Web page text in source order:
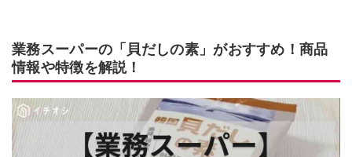
業務スーパーの「貝だしの素」がおすすめ！商品
情報や特徴を解説！